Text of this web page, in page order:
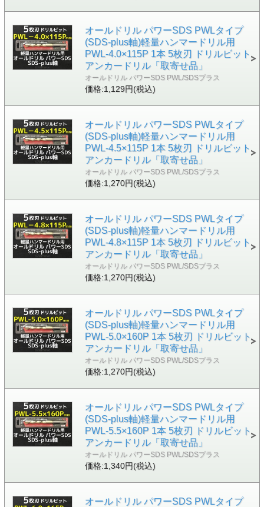
オールドリル パワーSDS PWLタイプ
(SDS-plus軸)軽量ハンマードリル用
PWL-4.0×115P 1本 5枚刃 ドリルビット
アンカードリル「取寄せ品」
オールドリル パワーSDS PWL/SDSプラス
価格:1,129円(税込)
オールドリル パワーSDS PWLタイプ
(SDS-plus軸)軽量ハンマードリル用
PWL-4.5×115P 1本 5枚刃 ドリルビット
アンカードリル「取寄せ品」
オールドリル パワーSDS PWL/SDSプラス
価格:1,270円(税込)
オールドリル パワーSDS PWLタイプ
(SDS-plus軸)軽量ハンマードリル用
PWL-4.8×115P 1本 5枚刃 ドリルビット
アンカードリル「取寄せ品」
オールドリル パワーSDS PWL/SDSプラス
価格:1,270円(税込)
オールドリル パワーSDS PWLタイプ
(SDS-plus軸)軽量ハンマードリル用
PWL-5.0×160P 1本 5枚刃 ドリルビット
アンカードリル「取寄せ品」
オールドリル パワーSDS PWL/SDSプラス
価格:1,270円(税込)
オールドリル パワーSDS PWLタイプ
(SDS-plus軸)軽量ハンマードリル用
PWL-5.5×160P 1本 5枚刃 ドリルビット
アンカードリル「取寄せ品」
オールドリル パワーSDS PWL/SDSプラス
価格:1,340円(税込)
オールドリル パワーSDS PWLタイプ